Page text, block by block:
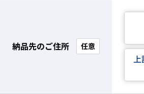
納品先のご住所 任意